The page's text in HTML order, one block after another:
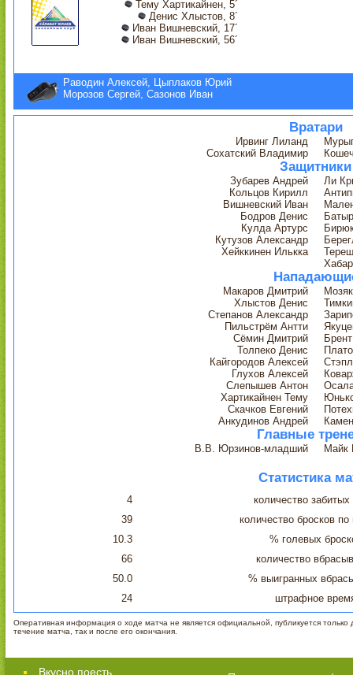
Тему Хартикайнен, 5´
Денис Хлыстов, 8´
Иван Вишневский, 17´
Иван Вишневский, 56´
Раводин Алексей, Цыплаков Юрий
Морозов Сергей, Сазонов Иван
Вратари
Ирвинг Лиланд
Сохатский Владимир
Защитники
Зубарев Андрей
Ли
Кольцов Кирилл
Вишневский Иван
Бодров Денис
Кулда Артурс
Кутузов Александр
Хейккинен Илькка
Макаров Дмитрий
Хлыстов Денис
Степанов Александр
Пильстрём Антти
Сёмин Дмитрий
Толпеко Денис
Кайгородов Алексей
Глухов Алексей
Слепышев Антон
Хартикайнен Тему
Скачков Евгений
Анкудинов Андрей
Главные
В.В. Юрзинов-младший Майк
Статистика
4
количество
39
количество бросков по
10.3
% голевых
66
количество
50.0
% выигранных
24
штрафное
Оперативная информация о ходе матча не является официальной, публикуется только
течение матча, так и после его окончания.
Вкусно поесть